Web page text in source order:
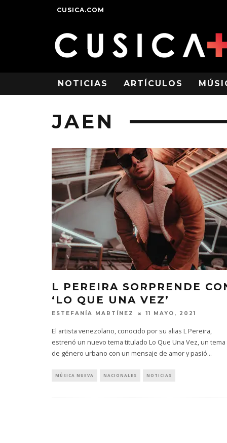
CUSICA.COM
NOTICIAS ARTÍCULOS
JAEN
L PEREIRA SORPRENDE
‘LO QUE UNA VEZ’
ESTEFANÍA MARTÍNEZ 11 MAYO, 2021
El artista venezolano, conocido por su alias L Pereira,
estrenó un nuevo tema titulado Lo Que Una Vez, un tema
de género urbano con un mensaje de amor y pasió...
MÚSICA NUEVA NACIONALES NOTICIAS